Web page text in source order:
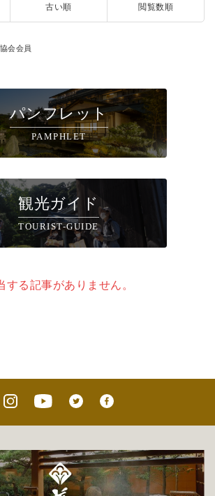
古い順 閲覧数順
会会員
パンフレット
PAMPHLET
観光ガイド
TOURIST-GUIDE
する記事がありません。